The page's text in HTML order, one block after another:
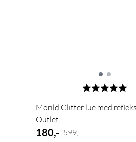
Karakter:
Morild Glitter lue med
Outlet
180,- 599,-